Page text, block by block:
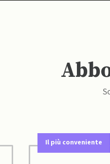
Il più conveniente